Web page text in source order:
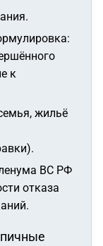
к
жильё
ВС РФ
отказа